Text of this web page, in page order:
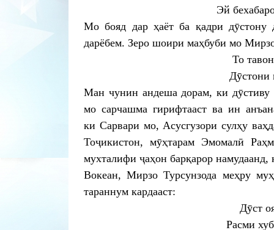
Эй
Мо бояд дар ҳаёт ба қадри дӯстону
дарёбем. Зеро шоири маҳбуби мо
То
Дӯстони
Ман чунин андеша дорам, ки дӯстиву
мо сарчашма гирифтааст ва ин
ки Сарвари мо, Асусгузори сулҳу
Тоҷикистон, мӯҳтарам Эмомалӣ
мухталифи ҷаҳон барқарор
Вокеан, Мирзо Турсунзода меҳру
тараннум кардааст:
Дӯст
Расми